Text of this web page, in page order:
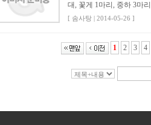
대, 꽃게 1마리, 중하 3마
[ 솜사탕 | 2014-05-26 ]
1 2 3 4